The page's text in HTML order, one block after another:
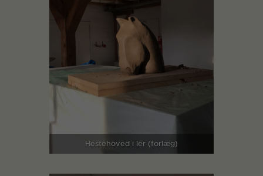
Hestehoved i ler (forlæg)